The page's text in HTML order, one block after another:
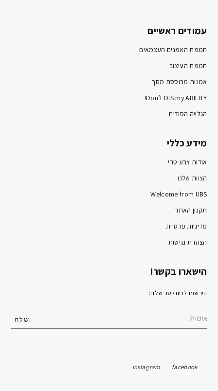
עמודים ראשיים
חממת האמנים העצמאים
חממת העיצוב
אמנות מבוססת מסך
Don’t DIS my ABILITY!
הגלויה הסודית
מידע כללי
אודות צבע טרי
הצוות שלנו
Welcome from UBS
תקנון האתר
מדיניות פרטיות
הצהרת נגישות
הישארו בקשר!
הירשמו לניוזלטר שלנו:
facebook
instagram